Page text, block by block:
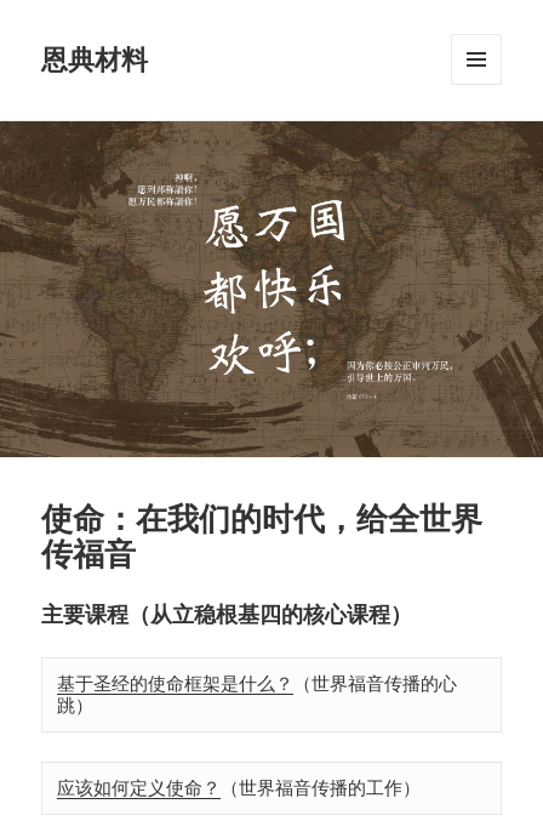
恩典材料
挂件
使命：在我们的时代，给全世界
传福音
主要课程（从立稳根基四的核心课程）
基于圣经的使命框架是什么？
（世界福音传播的心
跳）
应该如何定义使命？ （世界福音传播的工作）